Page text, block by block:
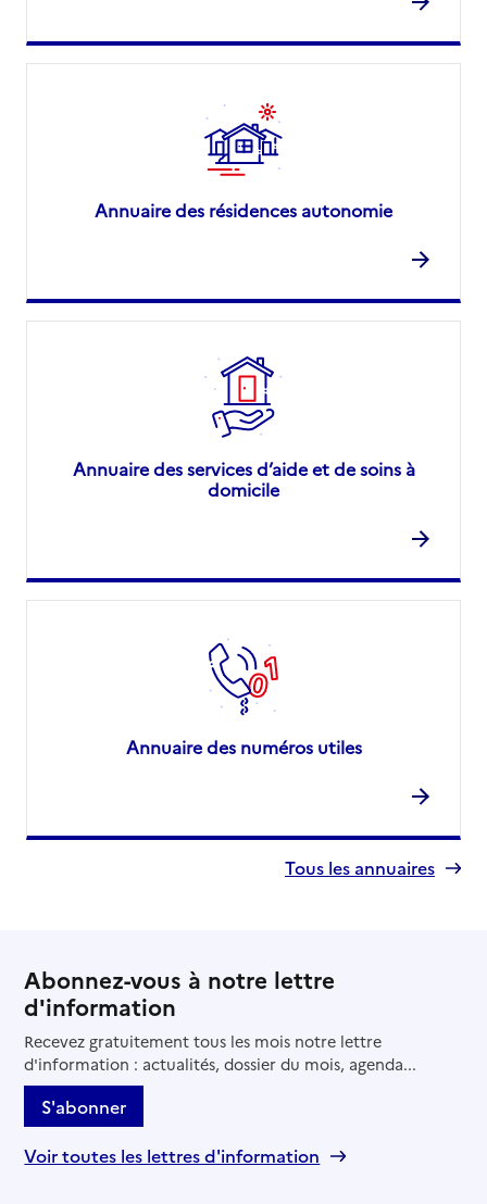
Annuaire des résidences autonomie
Annuaire des services d’aide et de soins à
domicile
Annuaire des numéros utiles
Tous les annuaires
Abonnez-vous à notre lettre
d'information
Recevez gratuitement tous les mois notre lettre
d'information : actualités, dossier du mois, agenda...
S'abonner
Voir toutes les lettres d'information